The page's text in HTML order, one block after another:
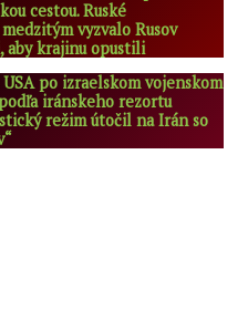
cestou. Ruské
vyzvalo Rusov
aby krajinu opustili
po izraelskom vojenskom
iránskeho rezortu
režim útočil na Irán so